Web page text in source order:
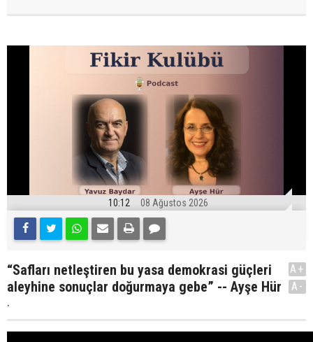
10:12 08 Ağustos 2026
“Safları netleştiren bu yasa demokrasi güçleri
aleyhine sonuçlar doğurmaya gebe” -- Ayşe Hür
.
A+
A-